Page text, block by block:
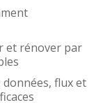
et rénover par
flux et